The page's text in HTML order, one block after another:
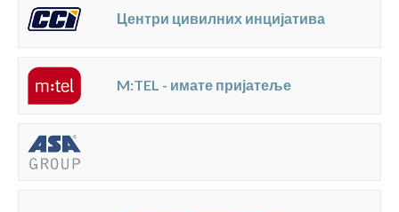
Центри цивилних инцијатива
M:TEL - имате пријатеље